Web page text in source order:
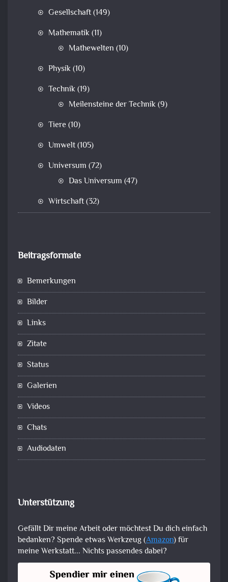
Gesellschaft(149)
Mathematik(11)
Mathewelten (10)
Physik(10)
Technik(19)
Meilensteine der Technik(9)
Tiere (10)
Umwelt(105)
Universum (72)
Das Universum (47)
Wirtschaft(32)
Beitragsformate
Bemerkungen
Bilder
Links
Zitate
Status
Galerien
Videos
Chats
Audiodaten
Unterstützung
Gefällt Dir meine Arbeit oder möchtest Du dich einfach
bedanken? Spende etwas Werkzeug (Amazon) für
meine Werkstatt... Nichts passendes dabei?